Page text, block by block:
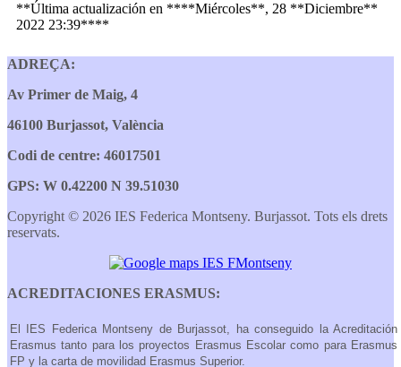
**Última actualización en ****Miércoles**, 28 **Diciembre**
2022 23:39****
ADREÇA:
Av Primer de Maig, 4
46100 Burjassot, València
Codi de centre: 46017501
GPS: W 0.42200 N 39.51030
Copyright © 2026 IES Federica Montseny. Burjassot. Tots els drets
reservats.
ACREDITACIONES ERASMUS:
El IES Federica Montseny de Burjassot, ha conseguido la Acreditación
Erasmus tanto para los proyectos Erasmus Escolar como para Erasmus
FP y la carta de movilidad Erasmus Superior.